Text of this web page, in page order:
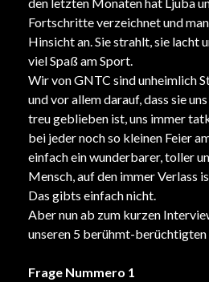
Fortschritte verzeichnet und
Hinsicht an. Sie strahlt, sie lacht
viel Spaß am Sport.
Wir von GNTC sind unheimlich
und vor allem darauf, dass sie
treu geblieben ist, uns immer
bei jeder noch so kleinen Feier
einfach ein wunderbarer, toller
Mensch, auf den immer Verlass
Das gibts einfach nicht.
Aber nun ab zum kurzen
unseren 5 berühmt-berüchtigten
Frage Nummero 1